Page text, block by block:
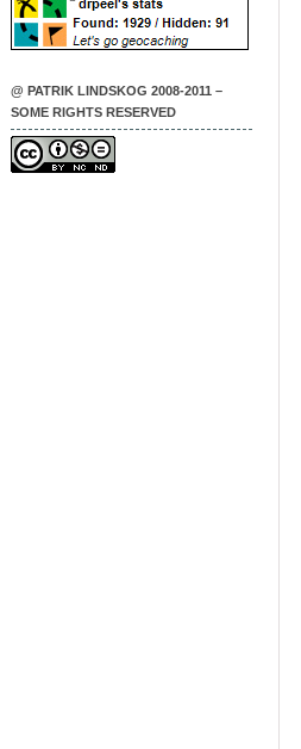
@ PATRIK LINDSKOG 2008-2011 –
SOME RIGHTS RESERVED